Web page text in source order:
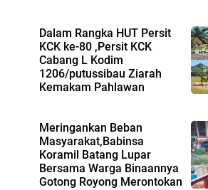
Dalam Rangka HUT Persit
KCK ke-80 ,Persit KCK
Cabang L Kodim
1206/putussibau Ziarah
Kemakam Pahlawan
Meringankan Beban
Masyarakat,Babinsa
Koramil Batang Lupar
Bersama Warga Binaannya
Gotong Royong Merontokan